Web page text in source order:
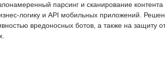
парсинг и сканирование контента
логику и API мобильных приложений.
вредоносных ботов, а также на защиту